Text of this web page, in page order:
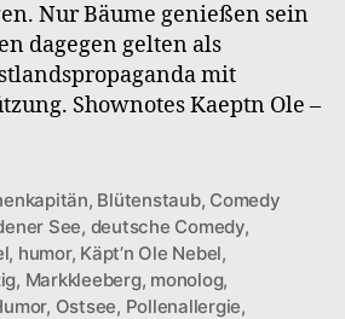
Nur Bäume genießen sein
dagegen gelten als
mit
Shownotes Kaeptn Ole –
, Blütenstaub, Comedy
See, deutsche Comedy,
, humor, Käpt’n Ole Nebel,
, Markkleeberg, monolog,
, Ostsee, Pollenallergie,